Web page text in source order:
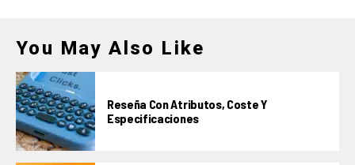
You May Also Like
Reseña Con Atributos, Coste Y
Especificaciones